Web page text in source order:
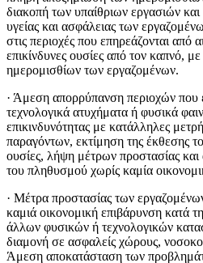
διακοπή των υπαίθριων εργασιών
υγείας και ασφάλειας των
στις περιοχές που επηρεάζονται από
επικίνδυνες ουσίες από τον καπνό,
ημερομισθίων των εργαζομένων.
· Άμεση απορρύπανση περιοχών που
τεχνολογικά ατυχήματα ή φυσικά
επικινδυνότητας με κατάλληλες
παραγόντων, εκτίμηση της έκθεσης
ουσίες, λήψη μέτρων προστασίας και
του πληθυσμού χωρίς καμία
· Μέτρα προστασίας των
καμιά οικονομική επιβάρυνση κατά
άλλων φυσικών ή τεχνολογικών
διαμονή σε ασφαλείς χώρους,
Άμεση αποκατάσταση των